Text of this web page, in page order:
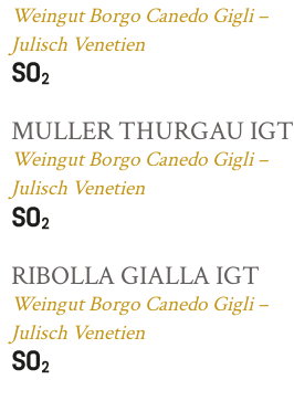
Weingut Borgo Canedo Gigli –
Julisch Venetien
MULLER THURGAU IGT
Weingut Borgo Canedo Gigli –
Julisch Venetien
RIBOLLA GIALLA IGT
Weingut Borgo Canedo Gigli –
Julisch Venetien